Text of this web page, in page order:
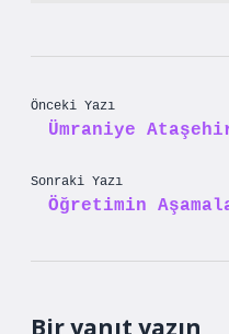
Önceki Yazı
Ümraniye
Sonraki Yazı
Öğretimin
Bir yanıt yazın